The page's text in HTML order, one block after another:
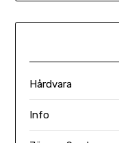
Hårdvara
Info